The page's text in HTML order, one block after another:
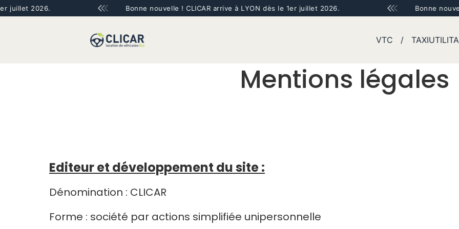
2026. Bonne nouvelle ! CLICAR arrive à LYON dès le 1er juillet 2026. Bonne nouvelle !
VTC / TAXI
Mentions légales
Editeur et développement du site :
Dénomination : CLICAR
Forme : société par actions simplifiée unipersonnelle